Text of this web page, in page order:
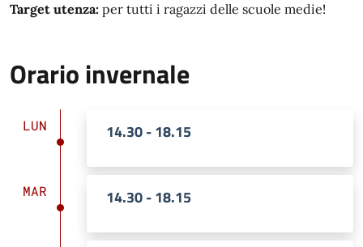
Target utenza: per tutti i ragazzi delle scuole medie!
Orario invernale
LUN 14.30 - 18.15
MAR 14.30 - 18.15